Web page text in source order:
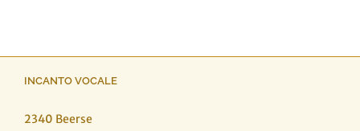
INCANTO VOCALE
2340 Beerse